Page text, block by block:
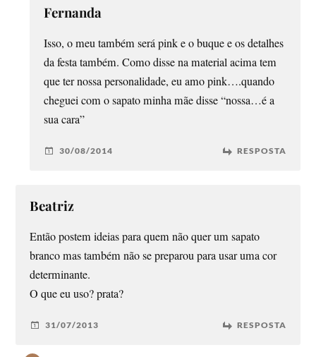
Fernanda
Isso, o meu também será pink e o buque e os detalhes
da festa também. Como disse na material acima tem
que ter nossa personalidade, eu amo pink….quando
cheguei com o sapato minha mãe disse “nossa…é a
sua cara”
30/08/2014 RESPOSTA
Beatriz
Então postem ideias para quem não quer um sapato
branco mas também não se preparou para usar uma cor
determinante.
O que eu uso? prata?
31/07/2013 RESPOSTA